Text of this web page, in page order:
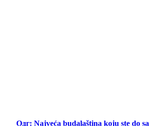
Одг: Najveća budalaština koju ste do